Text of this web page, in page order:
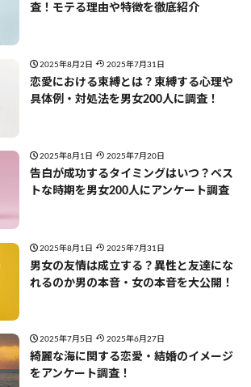
査！モテる理由や特徴を徹底紹介
2025年8月2日 2025年7月31日
恋愛における束縛とは？束縛する心理や
具体例・対処法を男女200人に調査！
2025年8月1日 2025年7月20日
告白が成功するタイミングはいつ？ベス
トな時期を男女200人にアンケート調査
2025年8月1日 2025年7月31日
男女の友情は成立する？異性と友達にな
れるのか男の本音・女の本音を大公開！
2025年7月5日 2025年6月27日
綺麗な海に関する恋愛・結婚のイメージ
をアンケート調査！